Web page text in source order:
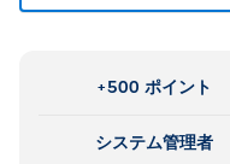
+500 ポイント
システム管理者